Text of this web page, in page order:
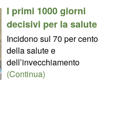
I primi 1000 giorni
decisivi per la salute
Incidono sul 70 per cento
della salute e
dell’invecchiamento
(Continua)